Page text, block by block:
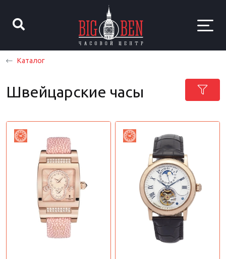
Каталог
Швейцарские часы